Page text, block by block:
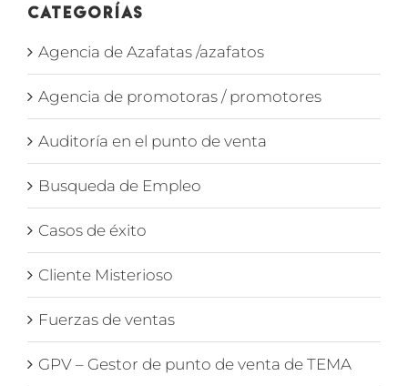
Categorías
Agencia de Azafatas /azafatos
Agencia de promotoras / promotores
Auditoría en el punto de venta
Busqueda de Empleo
Casos de éxito
Cliente Misterioso
Fuerzas de ventas
GPV – Gestor de punto de venta de TEMA